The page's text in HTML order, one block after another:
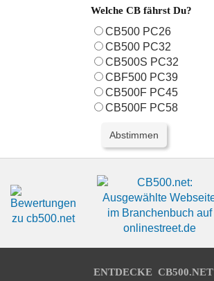
Welche CB fährst Du?
CB500 PC26
CB500 PC32
CB500S PC32
CBF500 PC39
CB500F PC45
CB500F PC58
ENTDECKE CB500.NET